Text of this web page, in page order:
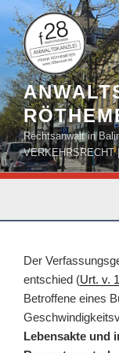
Zum
Inhalt
springen
Rechtsanwalt in
VERKEHRSRECHT
Der
entschied (Urt. v.
Betroffene eines
Lebensakte und